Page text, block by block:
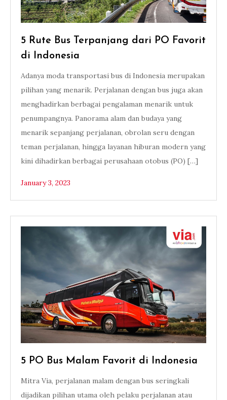
5 Rute Bus Terpanjang dari PO Favorit
di Indonesia
Adanya moda transportasi bus di Indonesia merupakan
pilihan yang menarik. Perjalanan dengan bus juga akan
menghadirkan berbagai pengalaman menarik untuk
penumpangnya. Panorama alam dan budaya yang
menarik sepanjang perjalanan, obrolan seru dengan
teman perjalanan, hingga layanan hiburan modern yang
kini dihadirkan berbagai perusahaan otobus (PO) […]
January 3, 2023
5 PO Bus Malam Favorit di Indonesia
Mitra Via, perjalanan malam dengan bus seringkali
dijadikan pilihan utama oleh pelaku perjalanan atau